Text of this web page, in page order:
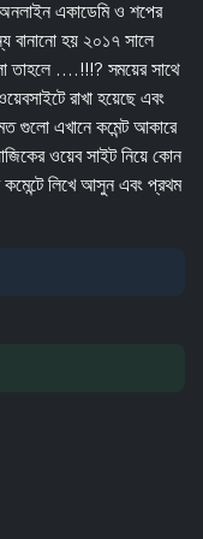
একাডেমি ও শপের
বানানো হয় ২০১৭ সালে
....!!!? সময়ের সাথে
রাখা হয়েছে এবং
গুলো এখানে কমেন্ট আকারে
ওয়েব সাইট নিয়ে কোন
লিখে আসুন এবং প্রথম